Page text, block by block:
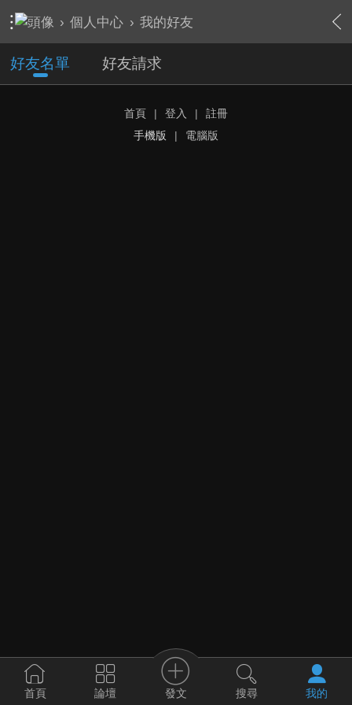
› 個人中心 › 我的好友
好友名單 好友請求
首頁 | 登入 |
註冊
手機版
| 電腦版
首頁 論壇 發文 搜尋 我的